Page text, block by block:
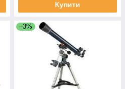
Купити
–3%